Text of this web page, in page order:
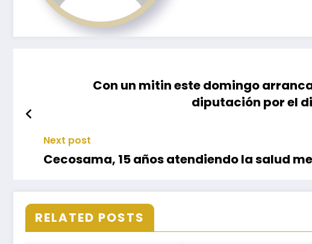
Con un mitin este domingo
diputación por el
Next post
Cecosama, 15 años atendiendo la salud
RELATED POSTS